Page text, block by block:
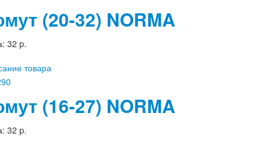
(20-32) NORMA
32 p.
товара
(16-27) NORMA
32 p.